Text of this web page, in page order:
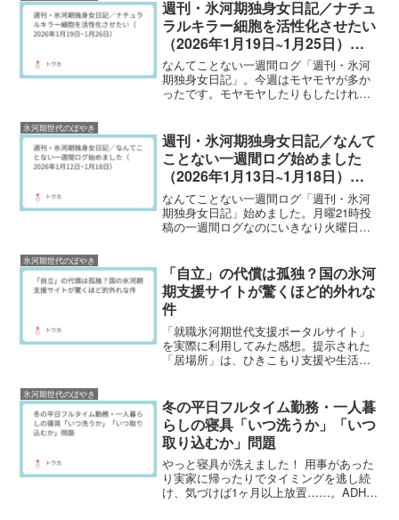
が片付いていない...
週刊・氷河期独身女日記／ナチュ
ラルキラー細胞を活性化させたい
（2026年1月19日~1月25日）
No.2
なんてことない一週間ログ「週刊・氷河
期独身女日記」。今週はモヤモヤが多か
ったです。モヤモヤしたりもしたけれ
ですが、ふるさと納税は所得税と住民税
が減額される制度でし...
氷河期世代のぼやき
週刊・氷河期独身女日記／なんて
ことない一週間ログ始めました
（2026年1月13日~1月18日）
No.1
なんてことない一週間ログ「週刊・氷河
期独身女日記」始めました。月曜21時投
稿の一週間ログなのにいきなり火曜日ス
先日のNHKの「明日が変わるトリセツシ
ョー」のテーマ...
氷河期世代のぼやき
「自立」の代償は孤独？国の氷河
期支援サイトが驚くほど的外れな
件
「就職氷河期世代支援ポータルサイト」
を実際に利用してみた感想。提示された
「居場所」は、ひきこもり支援や生活困
独」への理解はどこにあるのか？国の的
外れな支援策に、氷河期世代の当事者が
物申します。
氷河期世代のぼやき
冬の平日フルタイム勤務・一人暮
らしの寝具「いつ洗うか」「いつ
取り込むか」問題
やっと寝具が洗えました！ 用事があった
り実家に帰ったりでタイミングを逃し続
け、気づけば1ヶ月以上放置……。ADHD